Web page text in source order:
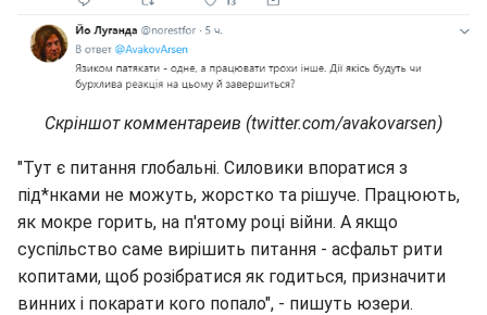
Скріншот комментареив (twitter.com/avakovarsen)
"Тут є питання глобальні. Силовики впоратися з
під*нками не можуть, жорстко та рішуче. Працюють,
як мокре горить, на п'ятому році війни. А якщо
суспільство саме вирішить питання - асфальт рити
копитами, щоб розібратися як годиться, призначити
винних і покарати кого попало", - пишуть юзери.